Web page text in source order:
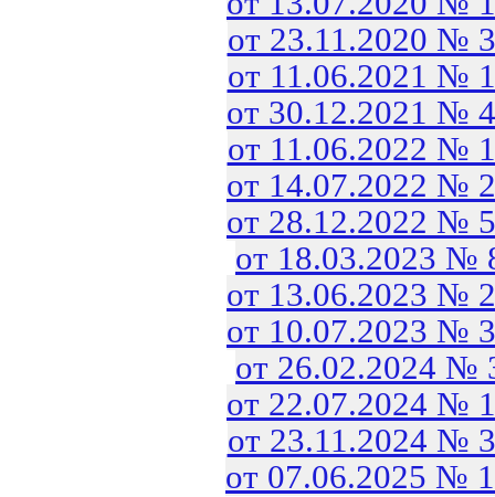
от 23.11.2020 №
от 11.06.2021 №
от 30.12.2021 №
от 11.06.2022 №
от 14.07.2022 №
от 28.12.2022 №
от 18.03.2023 №
от 13.06.2023 №
от 10.07.2023 №
от 26.02.2024 №
от 22.07.2024 №
от 23.11.2024 №
от 07.06.2025 №